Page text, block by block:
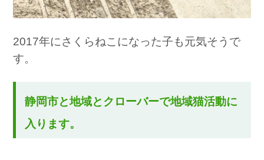
2017年にさくらねこになった子も元気そうで
す。
静岡市と地域とクローバーで地域猫活動に
入ります。